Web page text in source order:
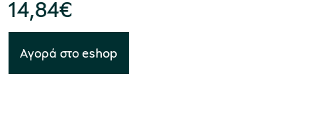
εισιτήρια
εισιτηρίων
14,84€
Αγορά στο eshop